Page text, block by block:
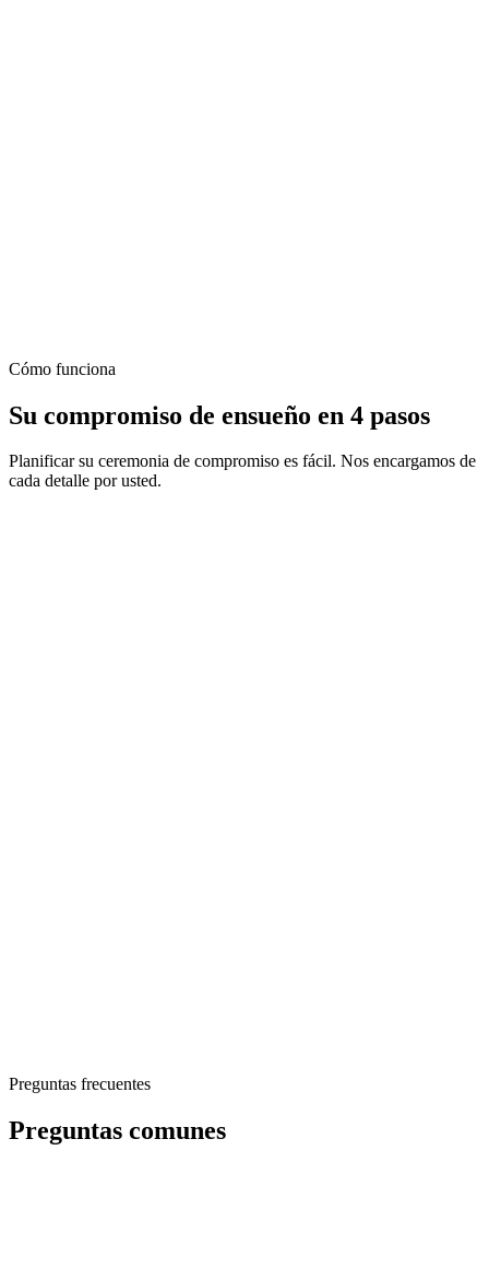
Cómo funciona
Su compromiso de ensueño en 4 pasos
Planificar su ceremonia de compromiso es fácil. Nos encargamos de
cada detalle por usted.
Preguntas frecuentes
Preguntas comunes